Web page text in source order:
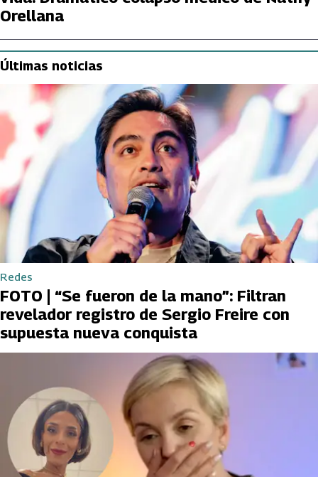
Orellana
Últimas noticias
Redes
FOTO | “Se fueron de la mano”: Filtran
revelador registro de Sergio Freire con
supuesta nueva conquista